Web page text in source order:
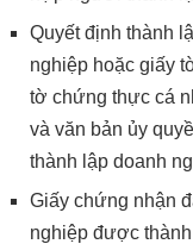
Quyết định thành
nghiệp hoặc giấy
tờ chứng thực cá
và văn bản ủy
thành lập doanh
Giấy chứng nhận
nghiệp được